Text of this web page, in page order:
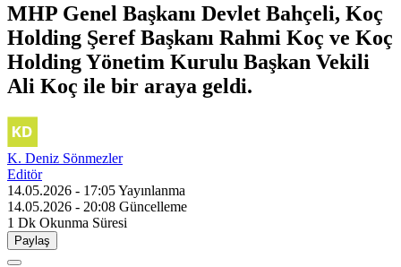
MHP Genel Başkanı Devlet Bahçeli, Koç
Holding Şeref Başkanı Rahmi Koç ve Koç
Holding Yönetim Kurulu Başkan Vekili
Ali Koç ile bir araya geldi.
K. Deniz Sönmezler
Editör
14.05.2026 - 17:05Yayınlanma
14.05.2026 - 20:08 Güncelleme
1 Dk Okunma Süresi
Paylaş